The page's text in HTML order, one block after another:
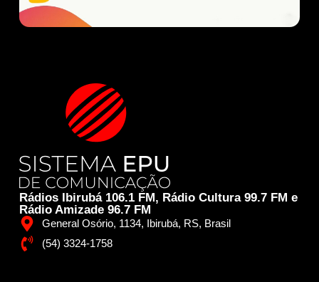
Rádios Ibirubá 106.1 FM, Rádio Cultura 99.7 FM e
Rádio Amizade 96.7 FM
General Osório, 1134, Ibirubá, RS, Brasil
(54) 3324-1758